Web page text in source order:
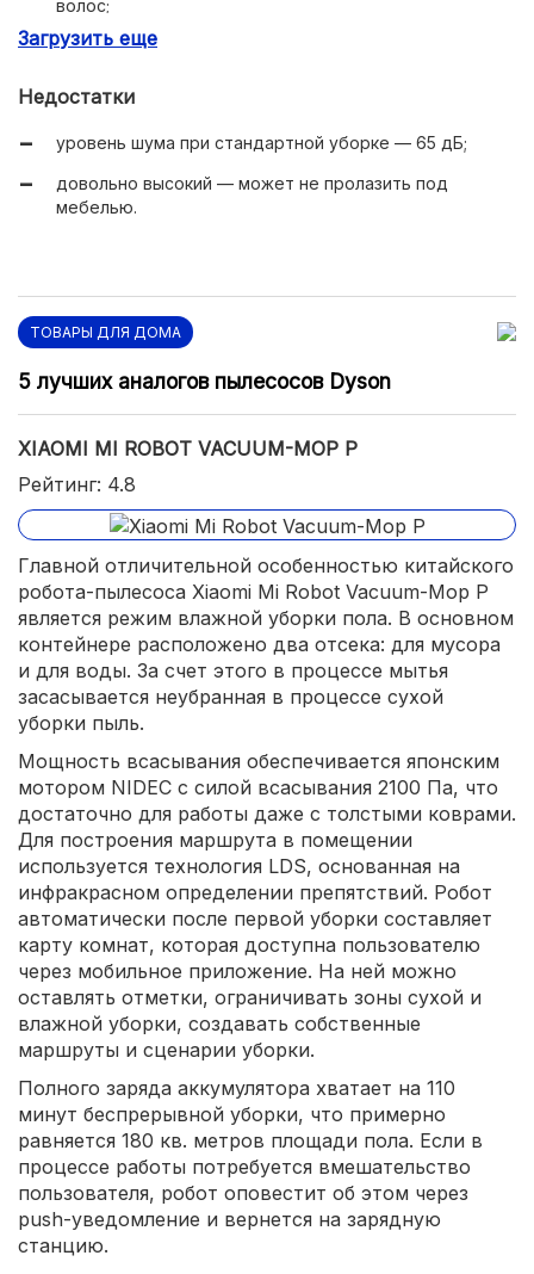
волос;
возможность подключения к Google Home;
Загрузить еще
Недостатки
уровень шума при стандартной уборке — 65 дБ;
довольно высокий — может не пролазить под
мебелью.
ТОВАРЫ ДЛЯ ДОМА
5 лучших аналогов пылесосов Dyson
XIAOMI MI ROBOT VACUUM-MOP P
Рейтинг: 4.8
Главной отличительной особенностью китайского
робота-пылесоса Xiaomi Mi Robot Vacuum-Mop P
является режим влажной уборки пола. В основном
контейнере расположено два отсека: для мусора
и для воды. За счет этого в процессе мытья
засасывается неубранная в процессе сухой
уборки пыль.
Мощность всасывания обеспечивается японским
мотором NIDEC с силой всасывания 2100 Па, что
достаточно для работы даже с толстыми коврами.
Для построения маршрута в помещении
используется технология LDS, основанная на
инфракрасном определении препятствий. Робот
автоматически после первой уборки составляет
карту комнат, которая доступна пользователю
через мобильное приложение. На ней можно
оставлять отметки, ограничивать зоны сухой и
влажной уборки, создавать собственные
маршруты и сценарии уборки.
Полного заряда аккумулятора хватает на 110
минут беспрерывной уборки, что примерно
равняется 180 кв. метров площади пола. Если в
процессе работы потребуется вмешательство
пользователя, робот оповестит об этом через
push-уведомление и вернется на зарядную
станцию.